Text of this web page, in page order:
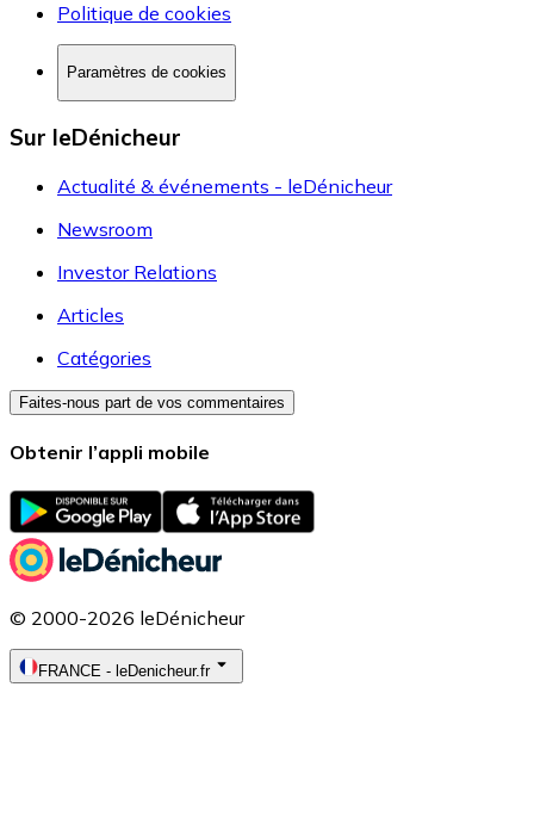
Politique de cookies
Paramètres de cookies
Sur leDénicheur
Actualité & événements - leDénicheur
Newsroom
Investor Relations
Articles
Catégories
Faites-nous part de vos commentaires
Obtenir l’appli mobile
© 2000-2026 leDénicheur
FRANCE - leDenicheur.fr